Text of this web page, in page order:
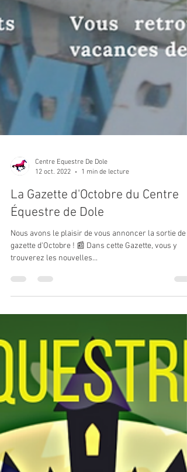
Centre Equestre De Dole
12 oct. 2022
1 min de lecture
La Gazette d'Octobre du Centre
Équestre de Dole
gazette d'Octobre ! 📰 Dans cette Gazette, vous y